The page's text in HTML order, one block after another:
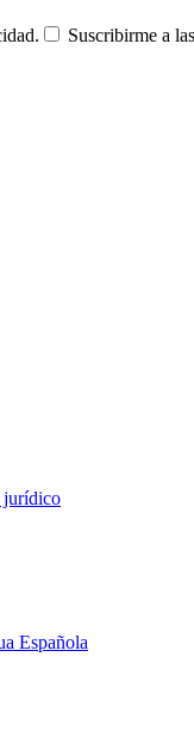
Suscribirme a las
jurídico
Española